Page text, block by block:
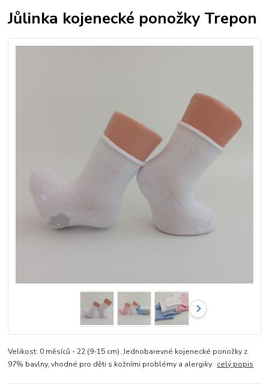
Jůlinka kojenecké ponožky Trepon
Velikost: 0 měsíců - 22 (9-15 cm). Jednobarevné kojenecké ponožky z
97% bavlny, vhodné pro děti s kožními problémy a alergiky. celý popis